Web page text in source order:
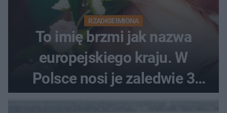
RZADKIE IMIONA
To imię brzmi jak nazwa
europejskiego kraju. W
Polsce nosi je zaledwie 3
kobiety